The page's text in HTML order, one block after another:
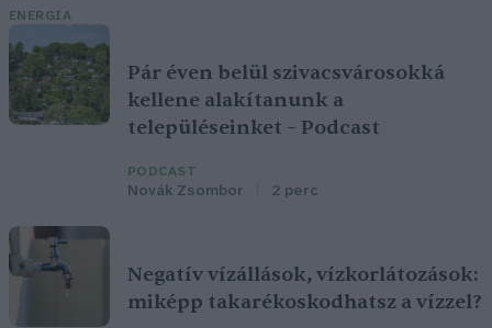
ENERGIA
Pár éven belül szivacsvárosokká
kellene alakítanunk a
településeinket – Podcast
PODCAST
Novák Zsombor 2 perc
Negatív vízállások, vízkorlátozások:
miképp takarékoskodhatsz a vízzel?